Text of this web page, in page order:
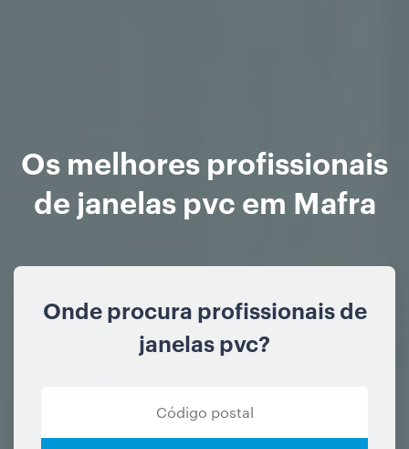
Os melhores profissionais
de janelas pvc em Mafra
Onde procura profissionais de
janelas pvc?